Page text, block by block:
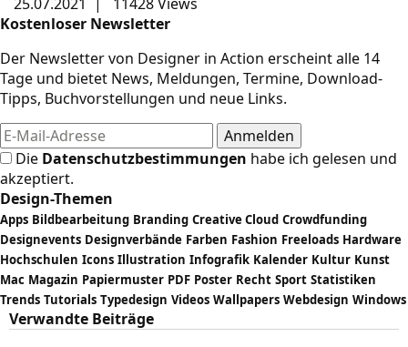
Kostenloser Newsletter
Der Newsletter von Designer in Action erscheint alle 14
Tage und bietet News, Meldungen, Termine, Download-
Tipps, Buchvorstellungen und neue Links.
Die Datenschutzbestimmungen habe ich gelesen und
akzeptiert.
Design-Themen
Apps Bildbearbeitung Branding Creative Cloud Crowdfunding
Designevents Designverbände Farben Fashion Freeloads Hardware
Hochschulen Icons Illustration Infografik Kalender Kultur Kunst
Mac Magazin Papiermuster PDF Poster Recht Sport Statistiken
Trends Tutorials Typedesign Videos Wallpapers Webdesign Windows
Verwandte Beiträge